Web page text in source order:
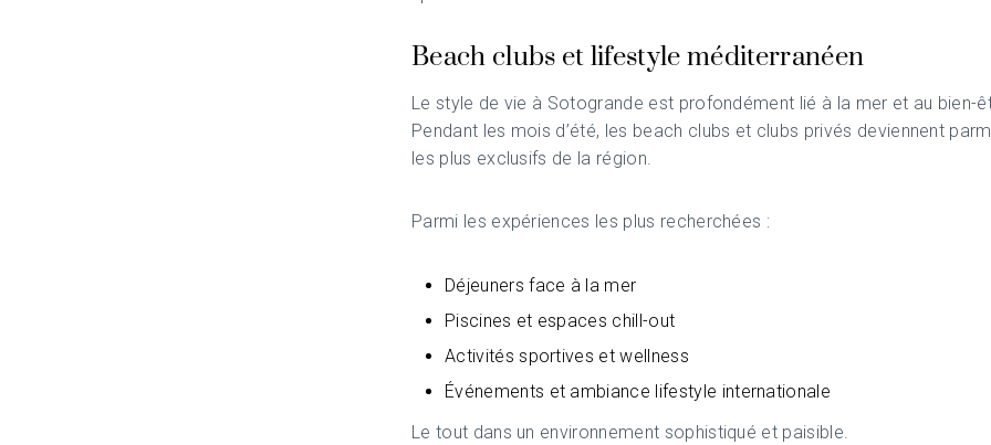
Beach clubs et lifestyle méditerranéen
Le style de vie à Sotogrande est profondément lié à la mer et au bien-
Pendant les mois d’été, les beach clubs et clubs privés deviennent
les plus exclusifs de la région.
Parmi les expériences les plus recherchées :
Déjeuners face à la mer
Piscines et espaces chill-out
Activités sportives et wellness
Événements et ambiance lifestyle internationale
Le tout dans un environnement sophistiqué et paisible.